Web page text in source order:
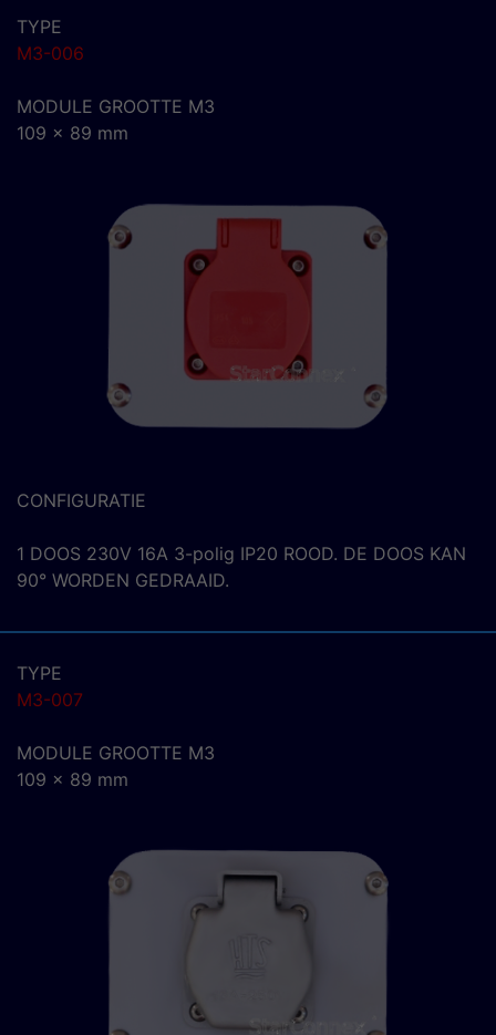
TYPE
M3-006
MODULE GROOTTE M3
109 x 89 mm
CONFIGURATIE
1 DOOS 230V 16A 3-polig IP20 ROOD. DE DOOS KAN
90° WORDEN GEDRAAID.
TYPE
M3-007
MODULE GROOTTE M3
109 x 89 mm